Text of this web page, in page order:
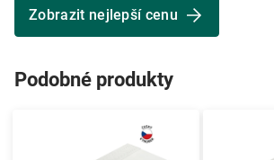
Zobrazit nejlepší cenu
Podobné produkty